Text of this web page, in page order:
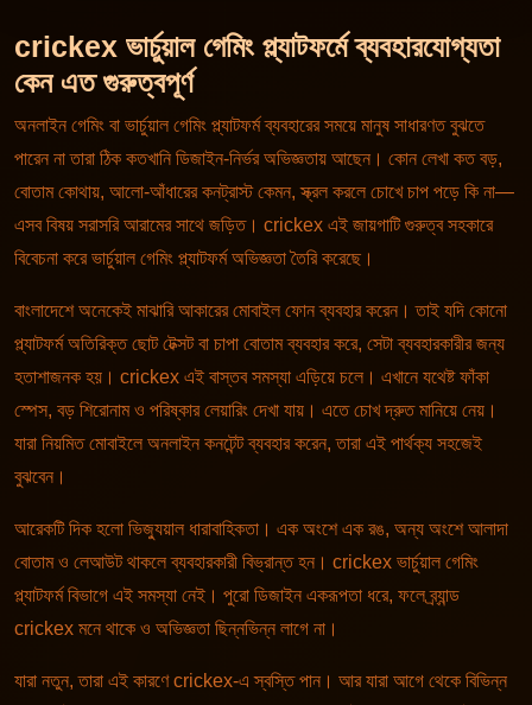
crickex ভার্চুয়াল গেমিং প্ল্যাটফর্মে ব্যবহারযোগ্যতা
কেন এত গুরুত্বপূর্ণ
অনলাইন গেমিং বা ভার্চুয়াল গেমিং প্ল্যাটফর্ম ব্যবহারের সময়ে মানুষ সাধারণত বুঝতে
পারেন না তারা ঠিক কতখানি ডিজাইন-নির্ভর অভিজ্ঞতায় আছেন। কোন লেখা কত বড়,
বোতাম কোথায়, আলো-আঁধারের কনট্রাস্ট কেমন, স্ক্রল করলে চোখে চাপ পড়ে কি না—
এসব বিষয় সরাসরি আরামের সাথে জড়িত। crickex এই জায়গাটি গুরুত্ব সহকারে
বিবেচনা করে ভার্চুয়াল গেমিং প্ল্যাটফর্ম অভিজ্ঞতা তৈরি করেছে।
বাংলাদেশে অনেকেই মাঝারি আকারের মোবাইল ফোন ব্যবহার করেন। তাই যদি কোনো
প্ল্যাটফর্ম অতিরিক্ত ছোট টেক্সট বা চাপা বোতাম ব্যবহার করে, সেটা ব্যবহারকারীর জন্য
হতাশাজনক হয়। crickex এই বাস্তব সমস্যা এড়িয়ে চলে। এখানে যথেষ্ট ফাঁকা
স্পেস, বড় শিরোনাম ও পরিষ্কার লেয়ারিং দেখা যায়। এতে চোখ দ্রুত মানিয়ে নেয়।
যারা নিয়মিত মোবাইলে অনলাইন কনটেন্ট ব্যবহার করেন, তারা এই পার্থক্য সহজেই
বুঝবেন।
আরেকটি দিক হলো ভিজ্যুয়াল ধারাবাহিকতা। এক অংশে এক রঙ, অন্য অংশে আলাদা
বোতাম ও লেআউট থাকলে ব্যবহারকারী বিভ্রান্ত হন। crickex ভার্চুয়াল গেমিং
প্ল্যাটফর্ম বিভাগে এই সমস্যা নেই। পুরো ডিজাইন একরূপতা ধরে, ফলে ব্র্যান্ড
crickex মনে থাকে ও অভিজ্ঞতা ছিন্নভিন্ন লাগে না।
যারা নতুন, তারা এই কারণে crickex-এ স্বস্তি পান। আর যারা আগে থেকে বিভিন্ন